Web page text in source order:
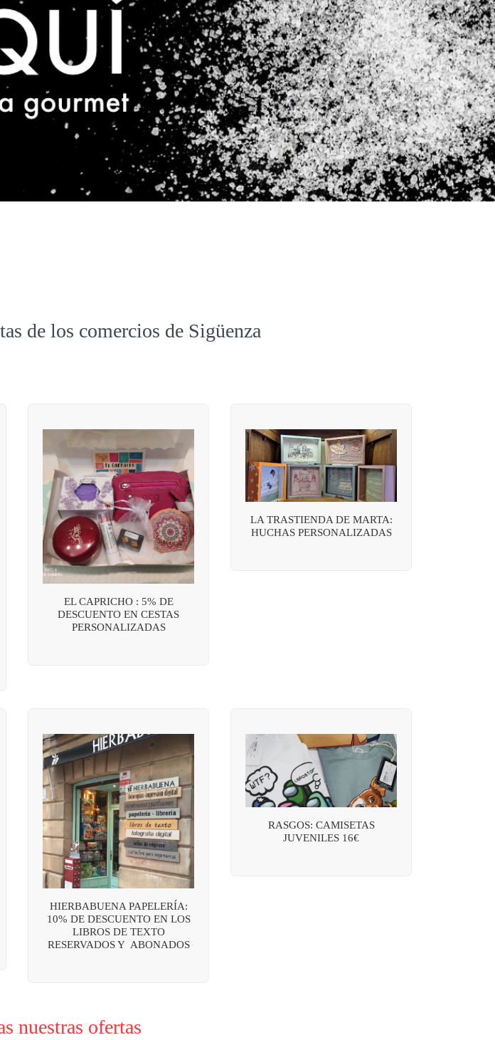
de los comercios de Sigüenza
EL CAPRICHO : 5% DE
DESCUENTO EN CESTAS
PERSONALIZADAS
LA TRASTIENDA DE MARTA:
HUCHAS PERSONALIZADAS
HIERBABUENA PAPELERÍA:
10% DE DESCUENTO EN LOS
LIBROS DE TEXTO
RESERVADOS Y ABONADOS
RASGOS: CAMISETAS
JUVENILES 16€
nuestras ofertas